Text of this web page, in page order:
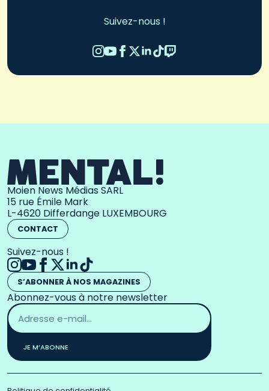
Suivez-nous !
Moien News Médias SARL
15 rue Émile Mark
L-4620 Differdange LUXEMBOURG
CONTACT
Suivez-nous !
S’ABONNER À NOS MAGAZINES
Abonnez-vous à notre newsletter
Adresse
email
*
JE M’ABONNE